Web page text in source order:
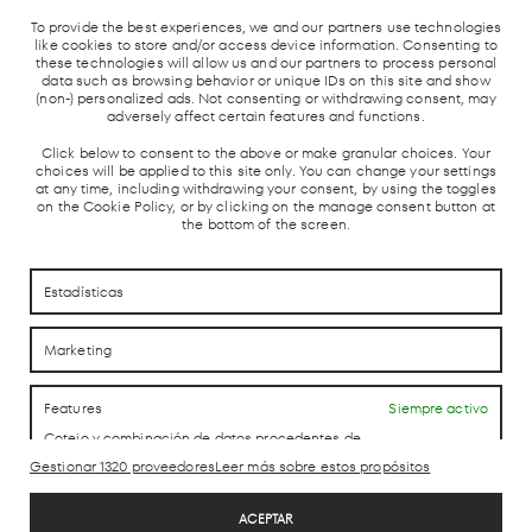
To provide the best experiences, we and our partners use technologies
like cookies to store and/or access device information. Consenting to
these technologies will allow us and our partners to process personal
data such as browsing behavior or unique IDs on this site and show
(non-) personalized ads. Not consenting or withdrawing consent, may
adversely affect certain features and functions.
Click below to consent to the above or make granular choices. Your
choices will be applied to this site only. You can change your settings
at any time, including withdrawing your consent, by using the toggles
on the Cookie Policy, or by clicking on the manage consent button at
the bottom of the screen.
Estadísticas
Marketing
Features
Siempre activo
Cotejo y combinación de datos procedentes de
dispositivos, Identificación de dispositivos en
función de la información transmitida de forma
Gestionar 1320 proveedoresLeer más sobre estos propósitos
ACEPTAR
Y AVE
CÓMO LLEGAR
CÓMO LLEGAR
CONTACTO
CONTACTO
LAB theCLUB
Aviso Legal
Política de Privacidad